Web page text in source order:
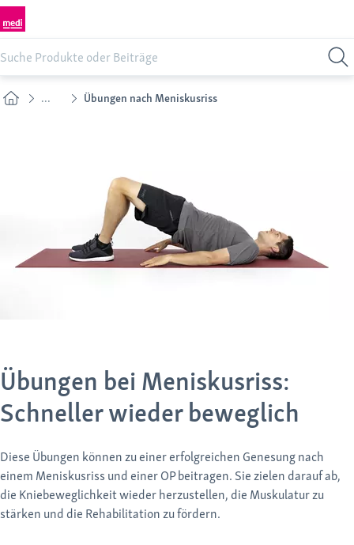
... Übungen nach Meniskusriss
Übungen bei Meniskusriss:
Schneller wieder beweglich
Diese Übungen können zu einer erfolgreichen Genesung nach
einem Meniskusriss und einer OP beitragen. Sie zielen darauf ab,
die Kniebeweglichkeit wieder herzustellen, die Muskulatur zu
stärken und die Rehabilitation zu fördern.